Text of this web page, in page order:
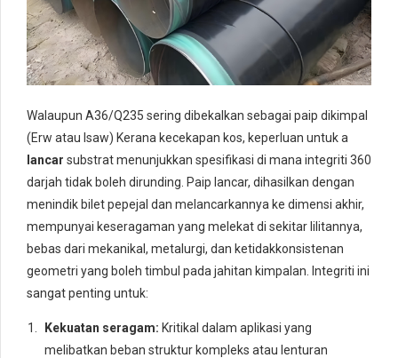
Walaupun A36/Q235 sering dibekalkan sebagai paip dikimpal
(Erw atau lsaw) Kerana kecekapan kos, keperluan untuk a
lancar substrat menunjukkan spesifikasi di mana integriti 360
darjah tidak boleh dirunding. Paip lancar, dihasilkan dengan
menindik bilet pepejal dan melancarkannya ke dimensi akhir,
mempunyai keseragaman yang melekat di sekitar lilitannya,
bebas dari mekanikal, metalurgi, dan ketidakkonsistenan
geometri yang boleh timbul pada jahitan kimpalan. Integriti ini
sangat penting untuk:
Kekuatan seragam: Kritikal dalam aplikasi yang
melibatkan beban struktur kompleks atau lenturan